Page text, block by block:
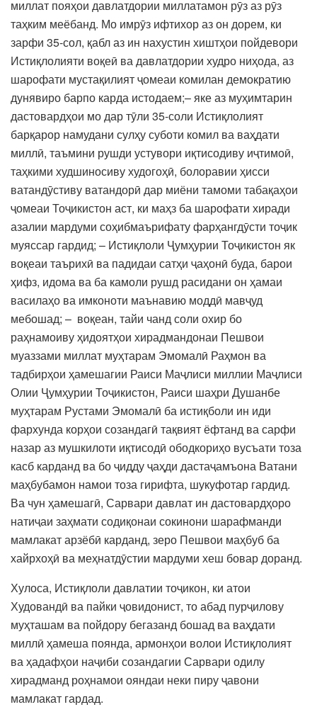
миллат пояҳои давлатдории миллатамон рӯз аз рӯз
таҳким меёбанд. Мо имрӯз ифтихор аз он дорем, ки
зарфи 35-сол, қабл аз ин нахустин хиштҳои пойдевори
Истиқлолияти воқеӣ ва давлатдории худро ниҳода, аз
шарофати мустақилият ҷомеаи комилан демократию
дунявиро барпо карда истодаем;– яке аз муҳимтарин
дастовардҳои мо дар тӯли 35-соли Истиқлолият
барқарор намудани сулҳу суботи комил ва ваҳдати
миллӣ, таъмини рушди устувори иқтисодиву иҷтимоӣ,
таҳкими худшиносиву худогоҳӣ, болоравии ҳисси
ватандӯстиву ватандорӣ дар миёни тамоми табақаҳои
ҷомеаи Тоҷикистон аст, ки маҳз ба шарофати хиради
азалии мардуми соҳибмаърифату фарҳангдӯсти тоҷик
муяссар гардид; – Истиқлоли Ҷумҳурии Тоҷикистон як
воқеаи таърихӣ ва падидаи сатҳи ҷаҳонӣ буда, барои
ҳифз, идома ва ба камоли рушд расидани он ҳамаи
василаҳо ва имконоти маънавию моддӣ мавҷуд
мебошад; – воқеан, тайи чанд соли охир бо
раҳнамоиву ҳидоятҳои хирадмандонаи Пешвои
муаззами миллат муҳтарам Эмомалӣ Раҳмон ва
тадбирҳои ҳамешагии Раиси Маҷлиси миллии Маҷлиси
Олии Ҷумҳурии Тоҷикистон, Раиси шаҳри Душанбе
муҳтарам Рустами Эмомалӣ ба истиқболи ин иди
фархунда корҳои созандагӣ тақвият ёфтанд ва сарфи
назар аз мушкилоти иқтисодӣ ободкориҳо вусъати тоза
касб карданд ва бо ҷидду ҷаҳди дастаҷамъона Ватани
маҳбубамон намои тоза гирифта, шукуфотар гардид.
Ва чун ҳамешагӣ, Сарвари давлат ин дастовардҳоро
натиҷаи заҳмати содиқонаи сокинони шарафманди
мамлакат арзёбӣ карданд, зеро Пешвои маҳбуб ба
хайрхоҳӣ ва меҳнатдӯстии мардуми хеш бовар доранд.
Хулоса, Истиқлоли давлатии тоҷикон, ки атои
Худовандӣ ва пайки ҷовидонист, то абад пурҷилову
муҳташам ва пойдору бегазанд бошад ва ваҳдати
миллӣ ҳамеша поянда, армонҳои волои Истиқлолият
ва ҳадафҳои наҷиби созандагии Сарвари одилу
хирадманд роҳнамои ояндаи неки пиру ҷавони
мамлакат гардад.